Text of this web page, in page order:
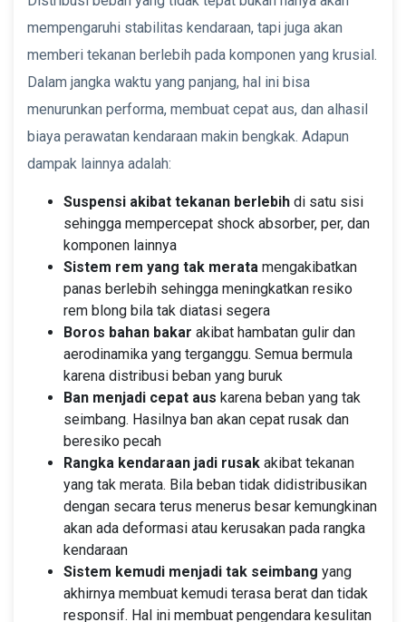
mempengaruhi stabilitas kendaraan, tapi juga akan
memberi tekanan berlebih pada komponen yang krusial.
Dalam jangka waktu yang panjang, hal ini bisa
menurunkan performa, membuat cepat aus, dan alhasil
biaya perawatan kendaraan makin bengkak. Adapun
dampak lainnya adalah:
Suspensi akibat tekanan berlebih di satu sisi
sehingga mempercepat shock absorber, per, dan
komponen lainnya
Sistem rem yang tak merata mengakibatkan
panas berlebih sehingga meningkatkan resiko
rem blong bila tak diatasi segera
Boros bahan bakar akibat hambatan gulir dan
aerodinamika yang terganggu. Semua bermula
karena distribusi beban yang buruk
Ban menjadi cepat aus karena beban yang tak
seimbang. Hasilnya ban akan cepat rusak dan
beresiko pecah
Rangka kendaraan jadi rusak akibat tekanan
yang tak merata. Bila beban tidak didistribusikan
dengan secara terus menerus besar kemungkinan
akan ada deformasi atau kerusakan pada rangka
kendaraan
Sistem kemudi menjadi tak seimbang yang
akhirnya membuat kemudi terasa berat dan tidak
responsif. Hal ini membuat pengendara kesulitan